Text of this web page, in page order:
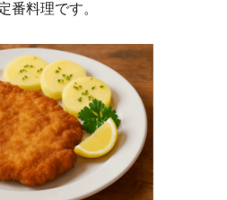
番料理です。